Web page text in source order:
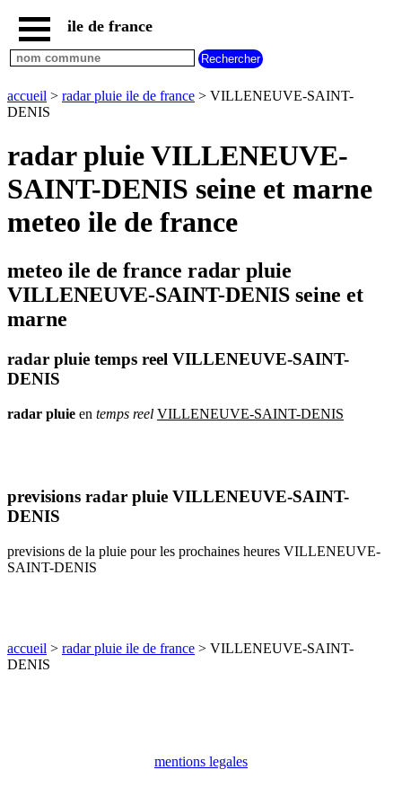
accueil
paris
communes
essonne
hauts
de
seine
seine
communes
seine
denis
val
d
communes
communes
yvelines
pluie
ile de france
accueil > radar pluie ile de france > VILLENEUVE-SAINT-
DENIS
radar pluie VILLENEUVE-
SAINT-DENIS seine et marne
meteo ile de france
meteo ile de france radar pluie
VILLENEUVE-SAINT-DENIS seine et
marne
radar pluie temps reel VILLENEUVE-SAINT-
DENIS
radar pluie en temps reel VILLENEUVE-SAINT-DENIS
previsions radar pluie VILLENEUVE-SAINT-
DENIS
previsions de la pluie pour les prochaines heures VILLENEUVE-
SAINT-DENIS
accueil > radar pluie ile de france > VILLENEUVE-SAINT-
DENIS
mentions legales